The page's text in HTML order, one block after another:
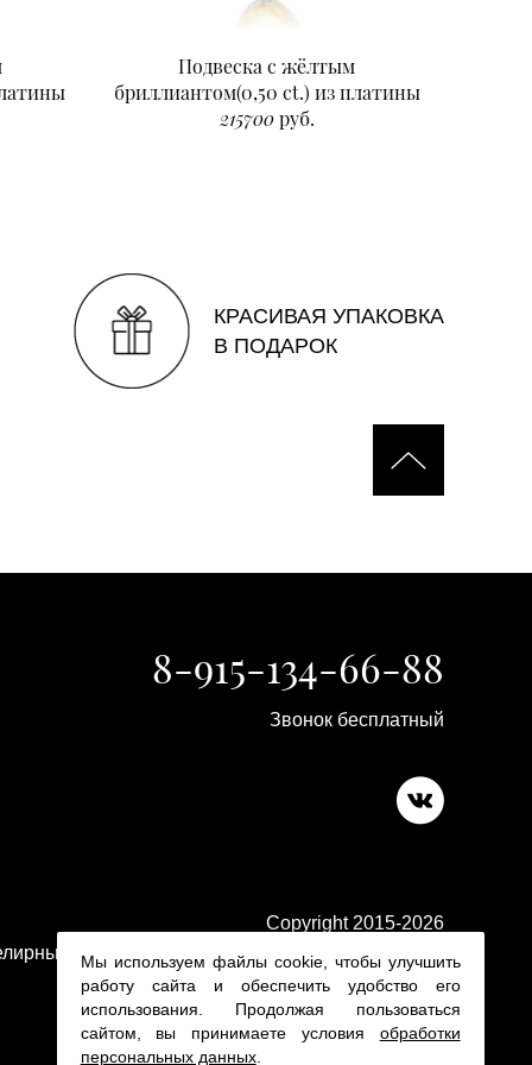
Подвеска с жёлтым
бриллиантом(0,50 ct.) из платины
215700руб.
КРАСИВАЯ УПАКОВКА
В ПОДАРОК
8-915-134-66-88
Звонок бесплатный
Copyright 2015-2026
изделия в ювелирном магазине Platina 24
Мы используем файлы cookie, чтобы улучшить
работу сайта и обеспечить удобство его
использования. Продолжая пользоваться
сайтом, вы принимаете условия обработки
персональных данных.